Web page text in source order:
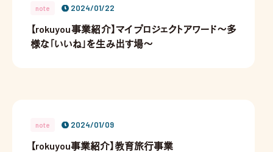
note 2024/01/22
【rokuyou事業紹介】マイプロジェクトアワード〜多
様な「いいね」を生み出す場〜
note 2024/01/09
【rokuyou事業紹介】教育旅行事業